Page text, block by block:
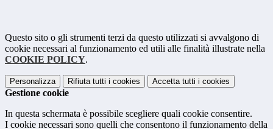
Questo sito o gli strumenti terzi da questo utilizzati si avvalgono di
cookie necessari al funzionamento ed utili alle finalità illustrate nella
COOKIE POLICY.
Personalizza Rifiuta tutti i cookies Accetta tutti i cookies
Gestione cookie
In questa schermata è possibile scegliere quali cookie consentire.
I cookie necessari sono quelli che consentono il funzionamento della